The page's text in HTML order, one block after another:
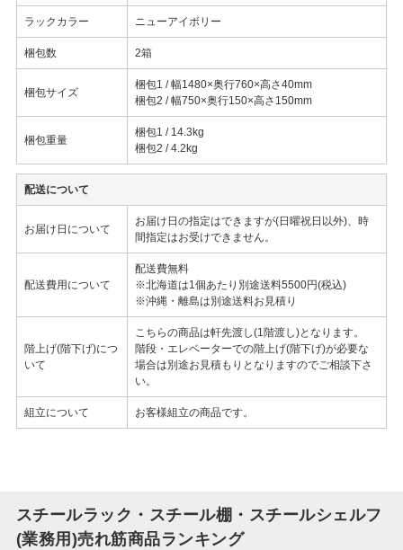
ラックカラー ニューアイボリー
梱包数 2箱
梱包サイズ
梱包1 / 幅1480×奥行760×高さ40mm
梱包2 / 幅750×奥行150×高さ150mm
梱包重量
梱包1 / 14.3kg
梱包2 / 4.2kg
配送について
お届け日について
お届け日の指定はできますが(日曜祝日以外)、時
間指定はお受けできません。
配送費用について
配送費無料
※北海道は1個あたり別途送料5500円(税込)
※沖縄・離島は別途送料お見積り
階上げ(階下げ)につ
いて
こちらの商品は軒先渡し(1階渡し)となります。
階段・エレベーターでの階上げ(階下げ)が必要な
場合は別途お見積もりとなりますのでご相談下さ
い。
組立について お客様組立の商品です。
スチールラック・スチール棚・スチールシェルフ
(業務用)売れ筋商品ランキング